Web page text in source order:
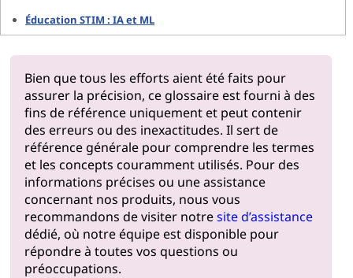
Éducation STIM : IA et ML
Bien que tous les efforts aient été faits pour
assurer la précision, ce glossaire est fourni à des
fins de référence uniquement et peut contenir
des erreurs ou des inexactitudes. Il sert de
référence générale pour comprendre les termes
et les concepts couramment utilisés. Pour des
informations précises ou une assistance
concernant nos produits, nous vous
recommandons de visiter notresite d’assistance
dédié, où notre équipe est disponible pour
répondre à toutes vos questions ou
préoccupations.